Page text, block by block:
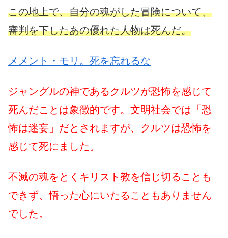
この地上で、自分の魂がした冒険について、
審判を下したあの優れた人物は死んだ。
メメント・モリ。死を忘れるな
ジャングルの神であるクルツが恐怖を感じて
死んだことは象徴的です。文明社会では「恐
怖は迷妄」だとされますが、クルツは恐怖を
感じて死にました。
不滅の魂をとくキリスト教を信じ切ることも
できず、悟った心にいたることもありません
でした。